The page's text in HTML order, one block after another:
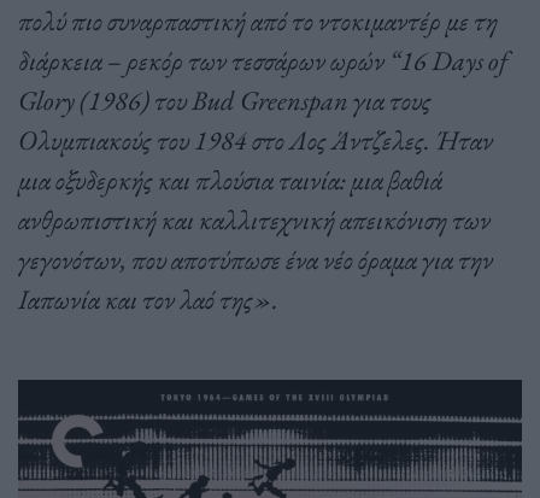
πολύ πιο συναρπαστική από το ντοκιμαντέρ με τη
διάρκεια – ρεκόρ των τεσσάρων ωρών “16 Days of
Glory (1986) του Bud Greenspan για τους
Ολυμπιακούς του 1984 στο Λος Άντζελες. Ήταν
μια οξυδερκής και πλούσια ταινία: μια βαθιά
ανθρωπιστική και καλλιτεχνική απεικόνιση των
γεγονότων, που αποτύπωσε ένα νέο όραμα για την
Ιαπωνία και τον λαό της».